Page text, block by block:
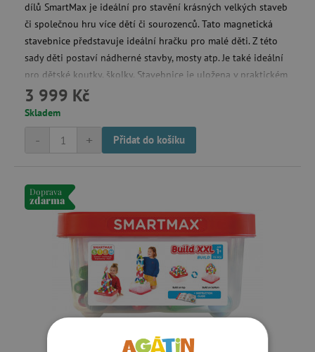
dílů SmartMax je ideální pro stavění krásných velkých staveb
či společnou hru více dětí či sourozenců. Tato magnetická
stavebnice představuje ideální hračku pro malé děti. Z této
sady děti postaví nádherné stavby, mosty atp. Je také ideální
pro dětské koutky, školky. Stavebnice je uložena v praktickém
kontejneru. Červené víko i dno kontejneru zároveň slouží
jako podkladové desky pro stavby.
3 999 Kč
Skladem
+
- Přidat do košíku
Doprava
zdarma
Oceněno v soutěži Dobrá hračka